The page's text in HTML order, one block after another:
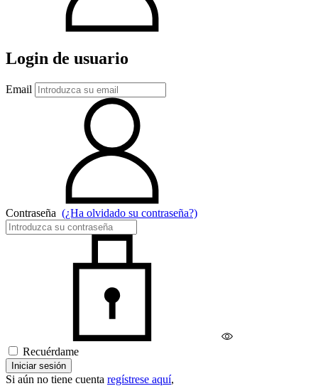
Login de usuario
Email
Contraseña (¿Ha olvidado su contraseña?)
Recuérdame
Iniciar sesión
Si aún no tiene cuenta regístrese aquí,